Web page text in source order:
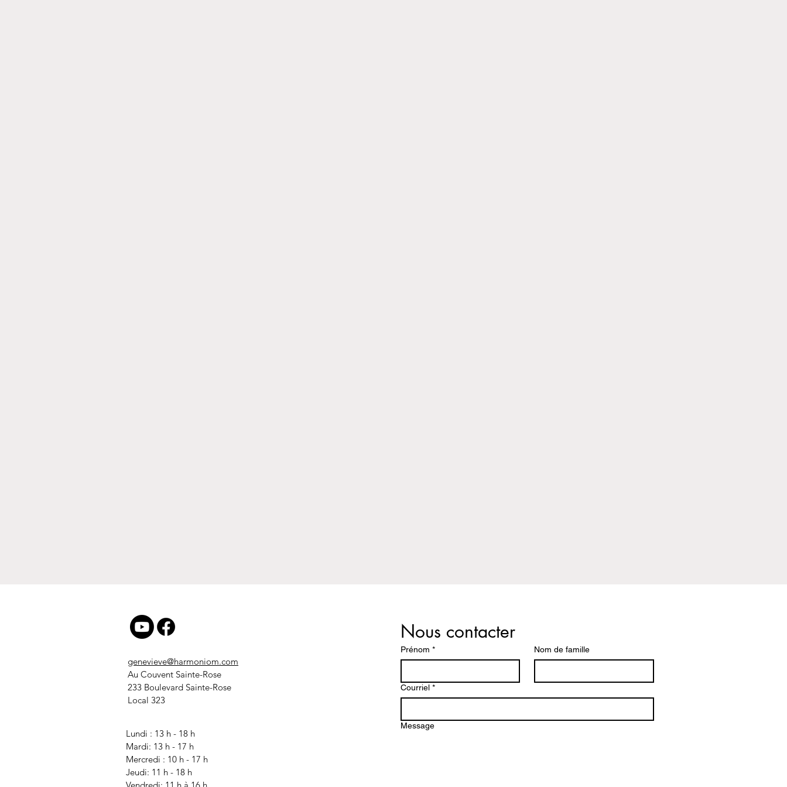
genevieve@harmoniom.com
Au Couvent Sainte-Rose
233 Boulevard Sainte-Rose
Local 323
Lundi : 13 h - 18 h
Mardi: 13 h - 17 h
Mercredi : 10 h - 17 h
Jeudi: 11 h - 18 h
Vendredi: 11 h à 16 h
Nous contacter
Prénom * Nom de famille
Courriel *
Message